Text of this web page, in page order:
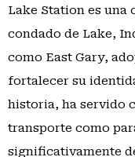
Lake Station es una
condado de Lake,
como East Gary,
fortalecer su
historia, ha servido
transporte como
significativamente